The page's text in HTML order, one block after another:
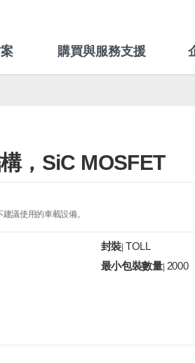
購買與服務支援
，SiC MOSFET
議使用的車載設備。
封裝 TOLL
最小包裝數量| 2000